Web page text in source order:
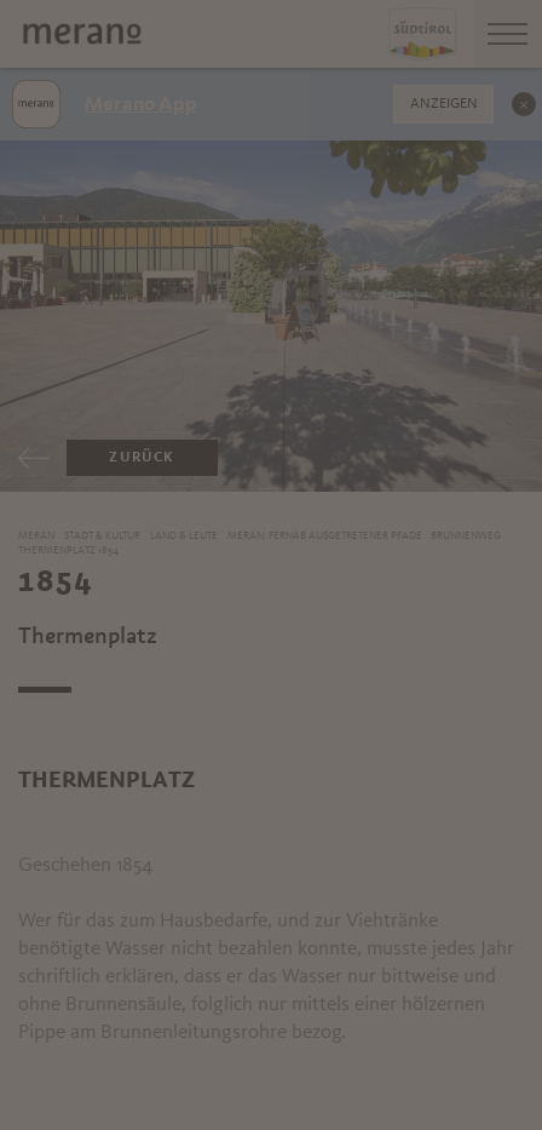
ZURÜCK
MERAN STADT & KULTUR LAND & LEUTE MERAN: FERNAB AUSGETRETENER PFADE
BRUNNENWEG
THERMENPLATZ 1854
1854
Thermenplatz
THERMENPLATZ
Geschehen 1854
Wer für das zum Hausbedarfe, und zur Viehtränke
benötigte Wasser nicht bezahlen konnte, musste jedes Jahr
schriftlich erklären, dass er das Wasser nur bittweise und
ohne Brunnensäule, folglich nur mittels einer hölzernen
Pippe am Brunnenleitungsrohre bezog.
ANZEIGEN